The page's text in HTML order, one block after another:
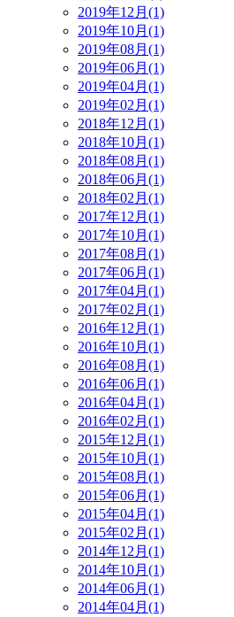
2019年12月(1)
2019年10月(1)
2019年08月(1)
2019年06月(1)
2019年04月(1)
2019年02月(1)
2018年12月(1)
2018年10月(1)
2018年08月(1)
2018年06月(1)
2018年02月(1)
2017年12月(1)
2017年10月(1)
2017年08月(1)
2017年06月(1)
2017年04月(1)
2017年02月(1)
2016年12月(1)
2016年10月(1)
2016年08月(1)
2016年06月(1)
2016年04月(1)
2016年02月(1)
2015年12月(1)
2015年10月(1)
2015年08月(1)
2015年06月(1)
2015年04月(1)
2015年02月(1)
2014年12月(1)
2014年10月(1)
2014年06月(1)
2014年04月(1)